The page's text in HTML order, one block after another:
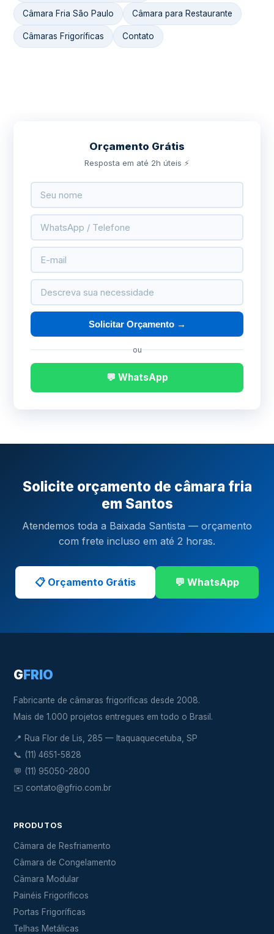
Câmara Fria São Paulo Câmara para Restaurante
Câmaras Frigoríficas Contato
Orçamento Grátis
Resposta em até 2h úteis ⚡
Solicitar Orçamento →
ou
💬 WhatsApp
Solicite orçamento de câmara fria
em Santos
Atendemos toda a Baixada Santista — orçamento
com frete incluso em até 2 horas.
📋 Orçamento Grátis 💬 WhatsApp
GFRIO
Fabricante de câmaras frigoríficas desde 2008.
Mais de 1.000 projetos entregues em todo o Brasil.
📍 Rua Flor de Lis, 285 — Itaquaquecetuba, SP
📞 (11) 4651-5828
💬 (11) 95050-2800
✉️ contato@gfrio.com.br
PRODUTOS
Câmara de Resfriamento
Câmara de Congelamento
Câmara Modular
Painéis Frigoríficos
Portas Frigoríficas
Telhas Metálicas